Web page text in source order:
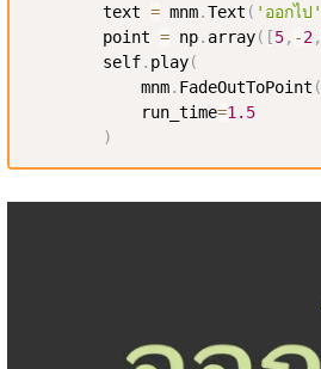
        text
= mnm.Text ( 'ออกไป'
        point
= np. array( [5, -2,
        self
. play(
            mnm
. FadeOutToPoint (
            run_time
=1.5
)